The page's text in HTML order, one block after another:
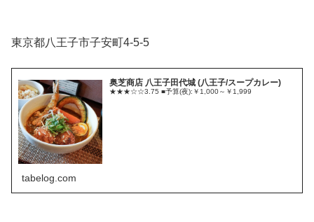
東京都八王子市子安町4-5-5
奥芝商店 八王子田代城 (八王子/スープカレー)
★★★☆☆3.75 ■予算(夜):￥1,000～￥1,999
tabelog.com